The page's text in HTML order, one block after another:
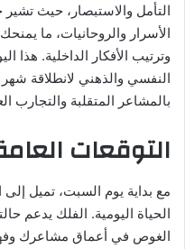
التأمل والاستبصار، حيث
الأسرار والروحانيات، ما
وترتيب الأفكار الداخلية. هذا
بالمشاعر المتقلبة والتجارب
التوقعات
مع بداية يوم السبت، تميل إلى
الحياة اليومية. الفلك يدعم
الغوص في أعماق مشاعرك